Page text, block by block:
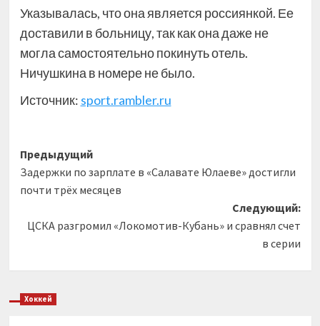
Указывалась, что она является россиянкой. Ее
доставили в больницу, так как она даже не
могла самостоятельно покинуть отель.
Ничушкина в номере не было.
Источник: sport.rambler.ru
Навигация
записи
Предыдущий
Задержки по зарплате в «Салавате Юлаеве» достигли
почти трёх месяцев
Следующий:
ЦСКА разгромил «Локомотив-Кубань» и сравнял счет
в серии
Хоккей